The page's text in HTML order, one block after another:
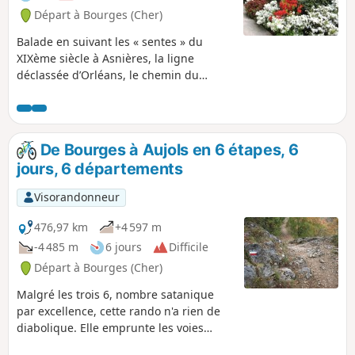
Départ à Bourges (Cher)
Balade en suivant les « sentes » du
XIXème siècle à Asnières, la ligne
déclassée d’Orléans, le chemin du
de Vasselay. Retour par le discret, mais
très beau jardin Edouard André, planté
de fleurs, d'arbustes et d'arbres rares.
De Bourges à Aujols en 6 étapes, 6
jours, 6 départements
Visorandonneur
476,97 km
+4 597 m
-4 485 m
6 jours
Difficile
Départ à Bourges (Cher)
Malgré les trois 6, nombre satanique
par excellence, cette rando n'a rien de
diabolique. Elle emprunte les voies